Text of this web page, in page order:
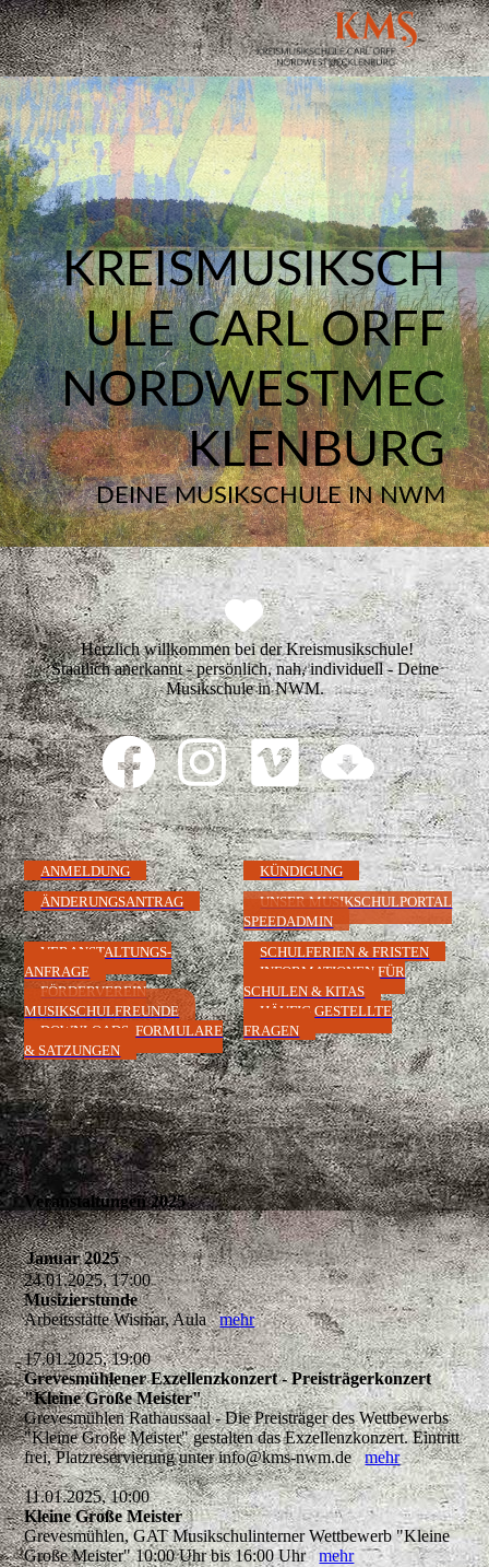
KREISMUSIKSCH
ULE CARL ORFF
NORDWESTMEC
KLENBURG
DEINE MUSIKSCHULE IN NWM
Herzlich willkommen bei der Kreismusikschule!
Staatlich anerkannt - persönlich, nah, individuell - Deine
Musikschule in NWM.
ANMELDUNG
KÜNDIGUNG
ÄNDERUNGSANTRAG
UNSER MUSIKSCHULPORTAL
SPEEDADMIN
VERANSTALTUNGS-
ANFRAGE
FÖRDERVEREIN
MUSIKSCHULFREUNDE
DOWNLOADS, FORMULARE
& SATZUNGEN
SCHULFERIEN & FRISTEN
INFORMATIONEN FÜR
SCHULEN & KITAS
HÄUFIG GESTELLTE
FRAGEN
Veranstaltungen 2025
Januar 2025
24.01.2025, 17:00
Musizierstunde
Arbeitsstätte Wismar, Aulamehr
17.01.2025, 19:00
Grevesmühlener Exzellenzkonzert - Preisträgerkonzert
"Kleine Große Meister"
Grevesmühlen Rathaussaal - Die Preisträger des Wettbewerbs
"Kleine Große Meister" gestalten das Exzellenzkonzert. Eintritt
frei, Platzreservierung unter info@kms-nwm.demehr
11.01.2025, 10:00
Kleine Große Meister
Grevesmühlen, GAT Musikschulinterner Wettbewerb "Kleine
Große Meister" 10:00 Uhr bis 16:00 Uhrmehr